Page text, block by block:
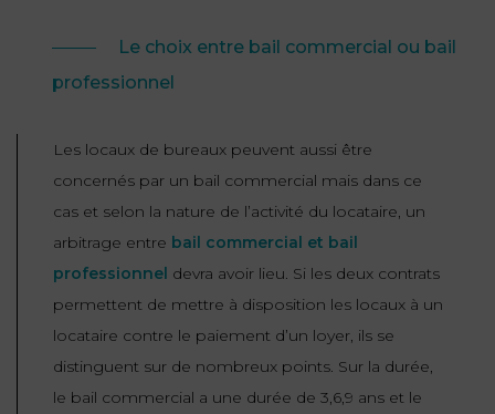
L’IMMIGRATION
DROIT
DE
L’URBANISME
Le choix entre bail commercial ou bail
professionnel
Les locaux de bureaux peuvent aussi être
concernés par un bail commercial mais dans ce
cas et selon la nature de l’activité du locataire, un
arbitrage entre bail commercial et bail
professionnel devra avoir lieu. Si les deux contrats
permettent de mettre à disposition les locaux à un
locataire contre le paiement d’un loyer, ils se
distinguent sur de nombreux points. Sur la durée,
le bail commercial a une durée de 3,6,9 ans et le